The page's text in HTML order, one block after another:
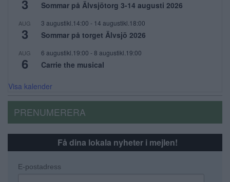
3 Sommar på Älvsjötorg 3-14 augusti 2026
AUG
3
3 augustikl.14:00 - 14 augustikl.18:00
Sommar på torget Älvsjö 2026
AUG
6
6 augustikl.19:00 - 8 augustikl.19:00
Carrie the musical
Visa kalender
PRENUMERERA
Få dina lokala nyheter i mejlen!
E-postadress